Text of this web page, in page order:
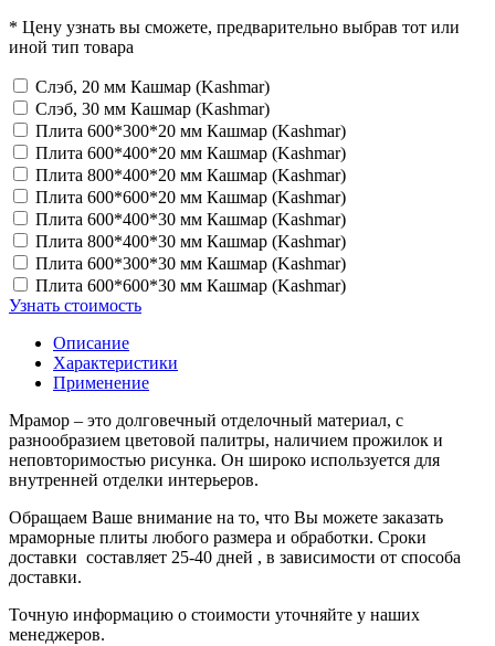
* Цену узнать вы сможете, предварительно выбрав тот или
иной тип товара
Слэб, 20 мм Кашмар (Kashmar)
Слэб, 30 мм Кашмар (Kashmar)
Плита 600*300*20 мм Кашмар (Kashmar)
Плита 600*400*20 мм Кашмар (Kashmar)
Плита 800*400*20 мм Кашмар (Kashmar)
Плита 600*600*20 мм Кашмар (Kashmar)
Плита 600*400*30 мм Кашмар (Kashmar)
Плита 800*400*30 мм Кашмар (Kashmar)
Плита 600*300*30 мм Кашмар (Kashmar)
Плита 600*600*30 мм Кашмар (Kashmar)
Узнать стоимость
Описание
Характеристики
Применение
Мрамор – это долговечный отделочный материал, с
разнообразием цветовой палитры, наличием прожилок и
неповторимостью рисунка. Он широко используется для
внутренней отделки интерьеров.
Обращаем Ваше внимание на то, что Вы можете заказать
мраморные плиты любого размера и обработки. Сроки
доставки составляет 25-40 дней , в зависимости от способа
доставки.
Точную информацию о стоимости уточняйте у наших
менеджеров.